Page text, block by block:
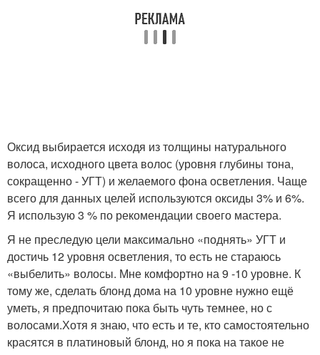
Оксид выбирается исходя из толщины натурального
волоса, исходного цвета волос (уровня глубины тона,
сокращенно - УГТ) и желаемого фона осветления. Чаще
всего для данных целей используются оксиды 3% и 6%.
Я использую 3 % по рекомендации своего мастера.
Я не преследую цели максимально «поднять» УГТ и
достичь 12 уровня осветления, то есть не стараюсь
«выбелить» волосы. Мне комфортно на 9 -10 уровне. К
тому же, сделать блонд дома на 10 уровне нужно ещё
уметь, я предпочитаю пока быть чуть темнее, но с
волосами.Хотя я знаю, что есть и те, кто самостоятельно
красятся в платиновый блонд, но я пока на такое не